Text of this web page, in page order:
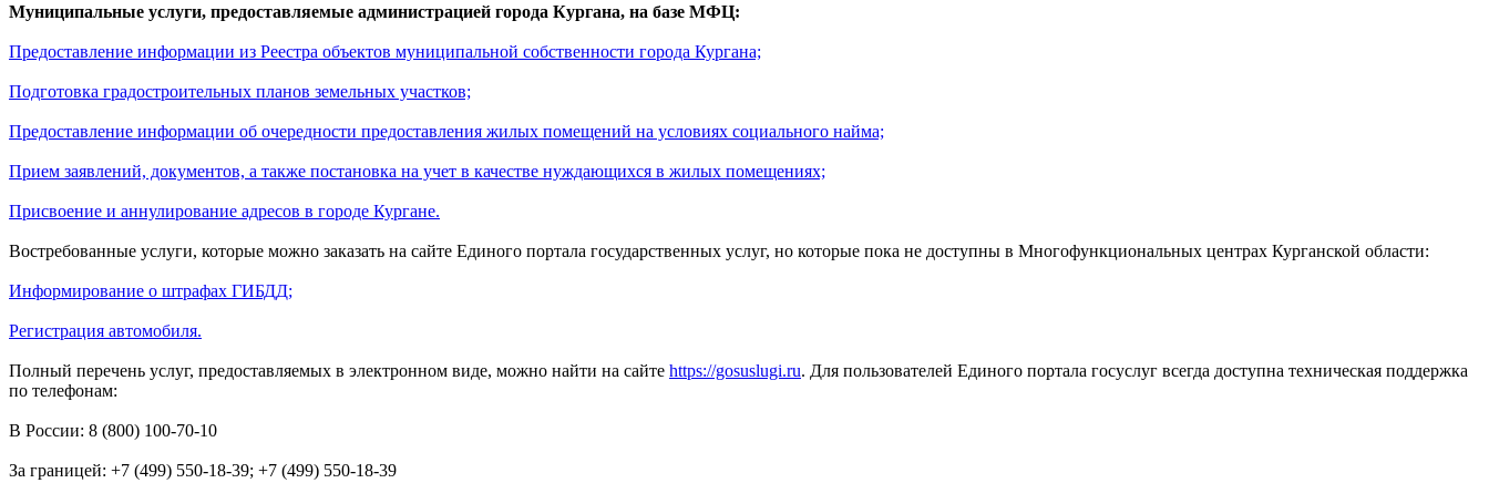
Муниципальные услуги, предоставляемые администрацией города Кургана, на базе МФЦ:
Предоставление информации из Реестра объектов муниципальной собственности города Кургана;
Подготовка градостроительных планов земельных участков;
Предоставление информации об очередности предоставления жилых помещений на условиях социального найма;
Прием заявлений, документов, а также постановка на учет в качестве нуждающихся в жилых помещениях;
Присвоение и аннулирование адресов в городе Кургане.
Востребованные услуги, которые можно заказать на сайте Единого портала государственных услуг, но которые пока не доступны в Многофункциональных центрах Курганской области:
Информирование о штрафах ГИБДД;
Регистрация автомобиля.
Полный перечень услуг, предоставляемых в электронном виде, можно найти на сайте https://gosuslugi.ru. Для пользователей Единого портала госуслуг всегда доступна техническая поддержка
по телефонам:
В России: 8 (800) 100-70-10
За границей: +7 (499) 550-18-39; +7 (499) 550-18-39